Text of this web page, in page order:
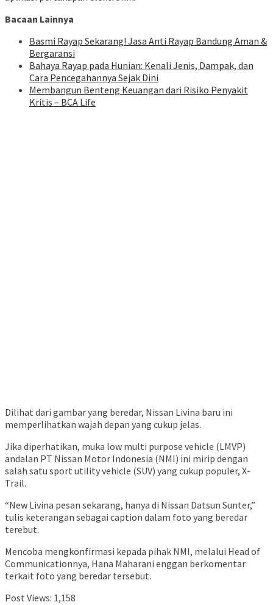
Bacaan Lainnya
Basmi Rayap Sekarang! Jasa Anti Rayap Bandung Aman &
Bergaransi
Bahaya Rayap pada Hunian: Kenali Jenis, Dampak, dan
Cara Pencegahannya Sejak Dini
Membangun Benteng Keuangan dari Risiko Penyakit
Kritis – BCA Life
Dilihat dari gambar yang beredar, Nissan Livina baru ini
memperlihatkan wajah depan yang cukup jelas.
Jika diperhatikan, muka low multi purpose vehicle (LMVP)
andalan PT Nissan Motor Indonesia (NMI) ini mirip dengan
salah satu sport utility vehicle (SUV) yang cukup populer, X-
Trail.
“New Livina pesan sekarang, hanya di Nissan Datsun Sunter,”
tulis keterangan sebagai caption dalam foto yang beredar
terebut.
Mencoba mengkonfirmasi kepada pihak NMI, melalui Head of
Communicationnya, Hana Maharani enggan berkomentar
terkait foto yang beredar tersebut.
Post Views: 1,158